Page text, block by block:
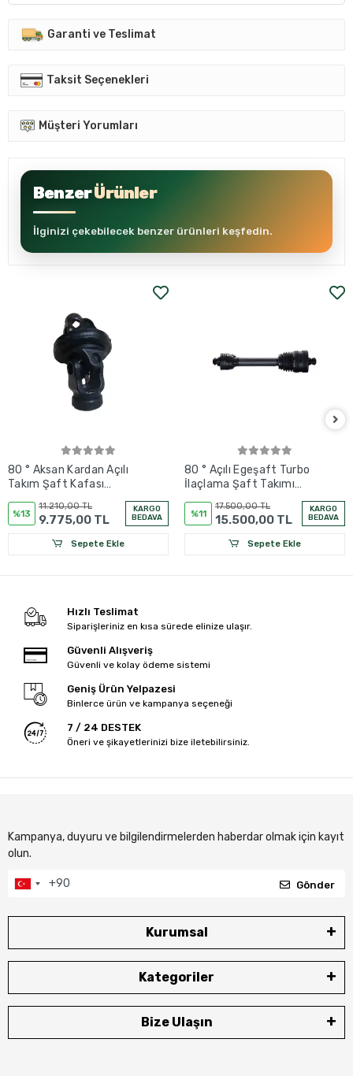
Garanti ve Teslimat
Taksit Seçenekleri
Müşteri Yorumları
BenzerÜrünler
İlginizi çekebilecek benzer ürünleri keşfedin.
80 ° Aksan Kardan Açılı
Takım Şaft Kafası
Kafaları
%13
11.210,00 TL
9.775,00 TL
KARGO
BEDAVA
Sepete Ekle
80 ° Açılı Egeşaft Turbo
İlaçlama Şaft Takımı
%11
17.500,00 TL
15.500,00 TL
KARGO
BEDAVA
Sepete Ekle
Hızlı Teslimat
Siparişleriniz en kısa sürede elinize ulaşır.
Güvenli Alışveriş
Güvenli ve kolay ödeme sistemi
Geniş Ürün Yelpazesi
Binlerce ürün ve kampanya seçeneği
7 / 24 DESTEK
Öneri ve şikayetlerinizi bize iletebilirsiniz.
Kampanya, duyuru ve bilgilendirmelerden haberdar olmak için kayıt
olun.
Gönder
Kurumsal
Kategoriler
Bize Ulaşın